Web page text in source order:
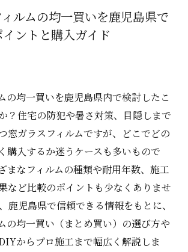
ルムの均一買いを鹿児島県で
ントと購入ガイド
の均一買いを鹿児島県内で検討したこ
？住宅の防犯や暑さ対策、目隠しまで
窓ガラスフィルムですが、どこでどの
購入するか迷うケースも多いもので
まなフィルムの種類や耐用年数、施工
など比較のポイントも少なくありませ
鹿児島県で信頼できる情報をもとに、
の均一買い（まとめ買い）の選び方や
からプロ施工まで幅広く解説しま